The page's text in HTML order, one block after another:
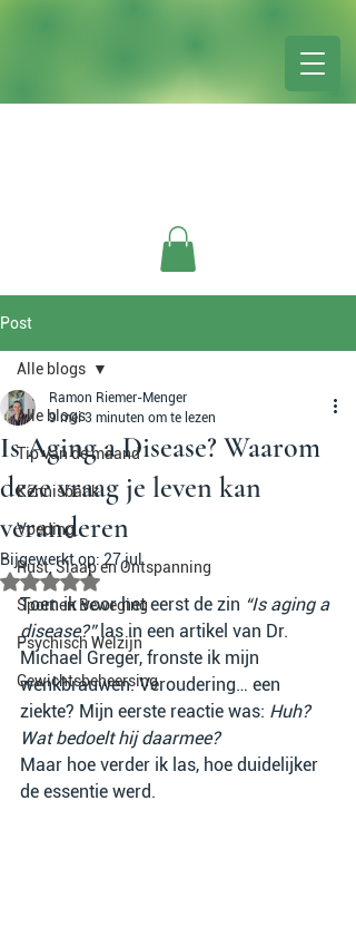
Post
Alle blogs
Tip van de maand
Kennisbank
Voeding
Rust, Slaap en Ontspanning
Sport en Beweging
Psychisch Welzijn
Gewichtsbeheersing
Alle blogs
Is Aging a Disease? Waarom
deze vraag je leven kan
veranderen
Ramon Riemer-Menger
9 mei 3 minuten om te lezen
Bijgewerkt op: 27 jul
Beoordeeld met NaN uit 5 sterren.
Toen ik voor het eerst de zin “Is aging a
disease?” las in een artikel van Dr.
Michael Greger, fronste ik mijn
wenkbrauwen. Veroudering… een
ziekte? Mijn eerste reactie was: Huh?
Wat bedoelt hij daarmee?
Maar hoe verder ik las, hoe duidelijker
de essentie werd.